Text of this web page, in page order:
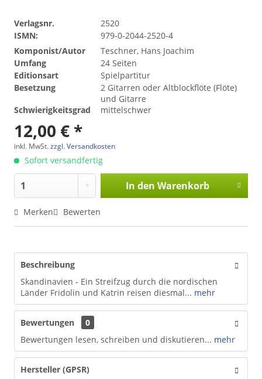
Verlagsnr.
2520
ISMN:
979-0-2044-2520-4
Komponist/Autor
Teschner, Hans Joachim
Umfang
24 Seiten
Editionsart
Spielpartitur
Besetzung
2 Gitarren oder Altblockflöte (Flöte)
und Gitarre
Schwierigkeitsgrad
mittelschwer
12,00 € *
inkl. MwSt.zzgl. Versandkosten
Sofort versandfertig
In den Warenkorb
Merken Bewerten
Beschreibung
Skandinavien - Ein Streifzug durch die nordischen
Länder Fridolin und Katrin reisen diesmal... mehr
Bewertungen
0
Bewertungen lesen, schreiben und diskutieren... mehr
Hersteller (GPSR)